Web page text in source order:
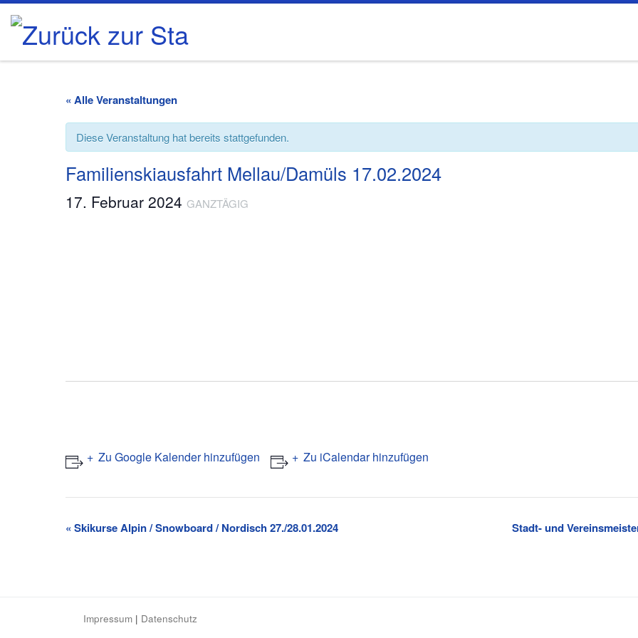
Zum Inhalt springen
« Alle Veranstaltungen
Diese Veranstaltung hat bereits stattgefunden.
Familienskiausfahrt Mellau/Damüls 17.02.2024
17. Februar 2024 GANZTÄGIG
Zu Google Kalender hinzufügen Zu iCalendar hinzufügen
V
« Skikurse Alpin / Snowboard / Nordisch 27./28.01.2024 Stadt- und
Impressum | Datenschutz